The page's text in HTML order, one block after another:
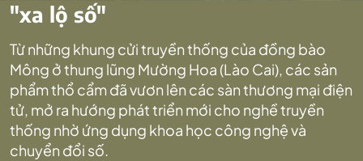
"xa lộ số"
Từ những khung cửi truyền thống của đồng bào
Mông ở thung lũng Mường Hoa (Lào Cai), các sản
phẩm thổ cẩm đã vươn lên các sàn thương mại điện
tử, mở ra hướng phát triển mới cho nghề truyền
thống nhờ ứng dụng khoa học công nghệ và
chuyển đổi số.